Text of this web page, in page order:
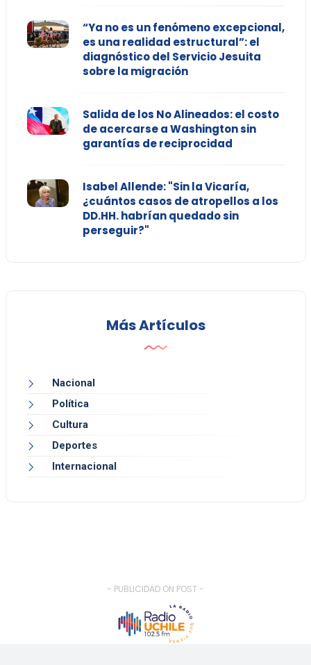
“Ya no es un fenómeno excepcional,
es una realidad estructural”: el
diagnóstico del Servicio Jesuita
sobre la migración
Salida de los No Alineados: el costo
de acercarse a Washington sin
garantías de reciprocidad
Isabel Allende: "Sin la Vicaría,
¿cuántos casos de atropellos a los
DD.HH. habrían quedado sin
perseguir?"
Más Artículos
Nacional
Política
Cultura
Deportes
Internacional
- PUBLICIDAD ON POST -